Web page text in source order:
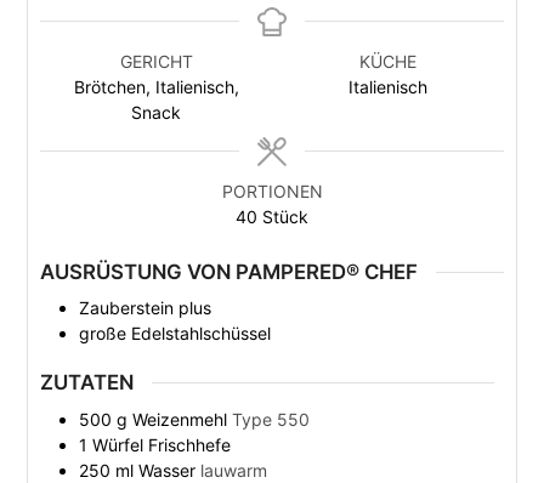
GERICHT
Brötchen, Italienisch,
Snack
KÜCHE
Italienisch
PORTIONEN
40 Stück
AUSRÜSTUNG VON PAMPERED® CHEF
Zauberstein plus
große Edelstahlschüssel
ZUTATEN
500 g Weizenmehl Type 550
1 Würfel Frischhefe
250 ml Wasser lauwarm